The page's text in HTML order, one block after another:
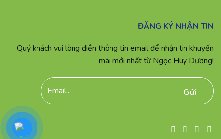
ĐĂNG KÝ NHẬN TIN
Quý khách vui lòng điền thông tin email để nhận tin khuyến
mãi mới nhất từ Ngọc Huy Dương!